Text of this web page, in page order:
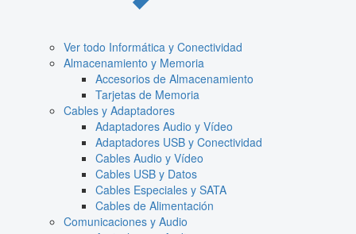
Ver todo Informática y Conectividad
Almacenamiento y Memoria
Accesorios de Almacenamiento
Tarjetas de Memoria
Cables y Adaptadores
Adaptadores Audio y Vídeo
Adaptadores USB y Conectividad
Cables Audio y Vídeo
Cables USB y Datos
Cables Especiales y SATA
Cables de Alimentación
Comunicaciones y Audio